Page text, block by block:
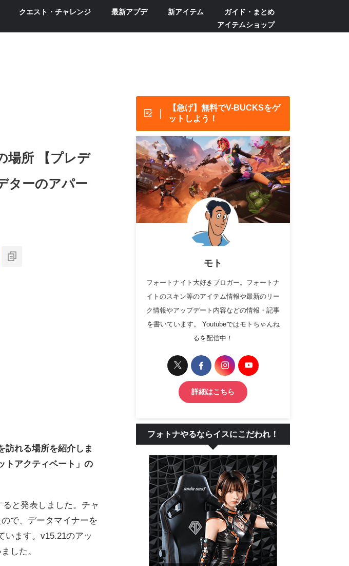
クエスト・チャレンジ 最新アプデ 新アイテム
ガイド・まとめ
アイテムショップ
場所 【プレデ
ターのアパー
訪れる場所を紹介しま
トアクティベート」の
と発表しました。チャ
で、データマイナーを
います。v15.21のアッ
した。
【急げ】無料でV-BUCKSをゲ
ットしよう！
モト
フォートナイト大好きブロガー。フォートナ
イトのスキン等のアイテム情報や最新のリー
ク情報やアップデート内容などの情報・記事
を書いています。 Youtubeではモトちゃんね
るを配信中！
詳細はこちら
フォトナやるならイスにこだわれ！